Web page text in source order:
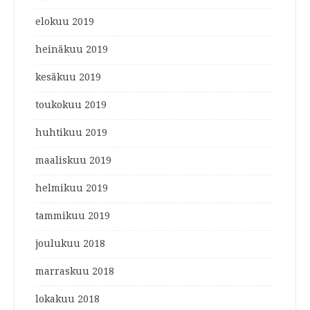
elokuu 2019
heinäkuu 2019
kesäkuu 2019
toukokuu 2019
huhtikuu 2019
maaliskuu 2019
helmikuu 2019
tammikuu 2019
joulukuu 2018
marraskuu 2018
lokakuu 2018